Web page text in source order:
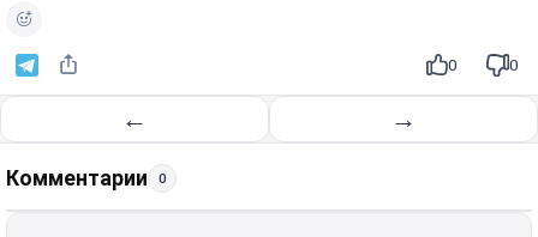
0 0
← →
Комментарии 0